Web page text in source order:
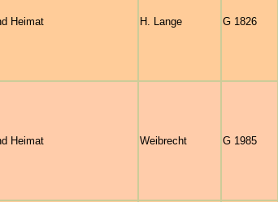
Heimat H. Lange G 1826
Heimat Weibrecht G 1985